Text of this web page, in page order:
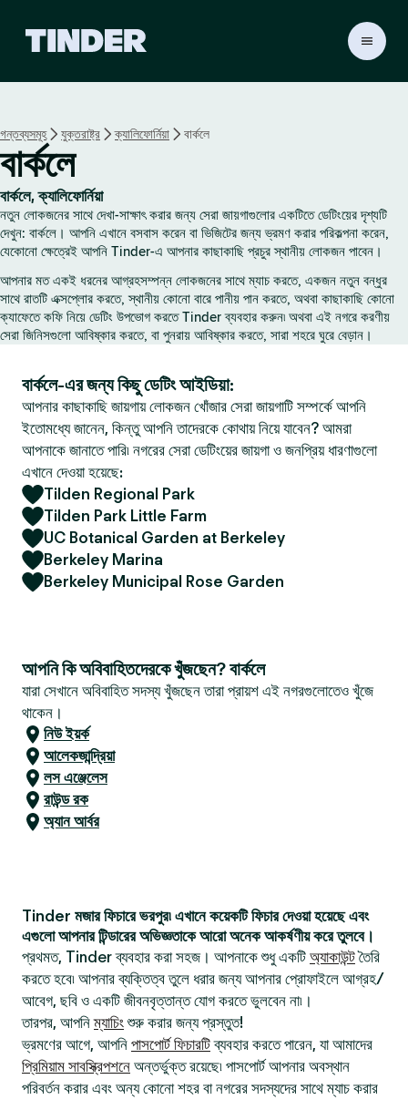
r
গন্তব্যসমূহ যুক্তরাষ্ট্র ক্যালিফোর্নিয়া বার্কলে
বার্কলে
বার্কলে, ক্যালিফোর্নিয়া
নতুন লোকজনের সাথে দেখা-সাক্ষাৎ করার জন্য সেরা জায়গাগুলোর একটিতে ডেটিংয়ের দৃশ্যটি
দেখুন: বার্কলে। আপনি এখানে বসবাস করেন বা ভিজিটের জন্য ভ্রমণ করার পরিকল্পনা করেন,
যেকোনো ক্ষেত্রেই আপনি Tinder-এ আপনার কাছাকাছি প্রচুর স্থানীয় লোকজন পাবেন।
আপনার মত একই ধরনের আগ্রহসম্পন্ন লোকজনের সাথে ম্যাচ করতে, একজন নতুন বন্ধুর
সাথে রাতটি এক্সপ্লোর করতে, স্থানীয় কোনো বারে পানীয় পান করতে, অথবা কাছাকাছি কোনো
ক্যাফেতে কফি নিয়ে ডেটিং উপভোগ করতে Tinder ব্যবহার করুন৷ অথবা এই নগরে করণীয়
সেরা জিনিসগুলো আবিষ্কার করতে, বা পুনরায় আবিষ্কার করতে, সারা শহরে ঘুরে বেড়ান।
বার্কলে-এর জন্য কিছু ডেটিং আইডিয়া:
আপনার কাছাকাছি জায়গায় লোকজন খোঁজার সেরা জায়গাটি সম্পর্কে আপনি
ইতোমধ্যে জানেন, কিন্তু আপনি তাদেরকে কোথায় নিয়ে যাবেন? আমরা
আপনাকে জানাতে পারি৷ নগরের সেরা ডেটিংয়ের জায়গা ও জনপ্রিয় ধারণাগুলো
এখানে দেওয়া হয়েছে:
Tilden Regional Park
Tilden Park Little Farm
UC Botanical Garden at Berkeley
Berkeley Marina
Berkeley Municipal Rose Garden
আপনি কি অবিবাহিতদেরকে খুঁজছেন? বার্কলে
যারা সেখানে অবিবাহিত সদস্য খুঁজছেন তারা প্রায়শ এই নগরগুলোতেও খুঁজে
থাকেন।
নিউ ইয়র্ক
আলেকজান্দ্রিয়া
লস এঞ্জেলেস
রাউন্ড রক
অ্যান আর্বর
Tinder মজার ফিচারে ভরপুর৷ এখানে কয়েকটি ফিচার দেওয়া হয়েছে এবং
এগুলো আপনার টিন্ডারের অভিজ্ঞতাকে আরো অনেক আকর্ষণীয় করে তুলবে।
প্রথমত, Tinder ব্যবহার করা সহজ। আপনাকে শুধু একটি অ্যাকাউন্টতৈরি
করতে হবে৷ আপনার ব্যক্তিত্ব তুলে ধরার জন্য আপনার প্রোফাইলে আগ্রহ/
আবেগ, ছবি ও একটি জীবনবৃত্তান্ত যোগ করতে ভুলবেন না৷।
তারপর, আপনিম্যাচিং শুরু করার জন্য প্রস্তুত!
ভ্রমণের আগে, আপনি পাসপোর্ট ফিচারটিব্যবহার করতে পারেন, যা আমাদের
প্রিমিয়াম সাবস্ক্রিপশনে অন্তর্ভুক্ত রয়েছে৷ পাসপোর্ট আপনার অবস্থান
পরিবর্তন করার এবং অন্য কোনো শহর বা নগরের সদস্যদের সাথে ম্যাচ করার